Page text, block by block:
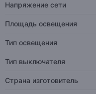
Напряжение сети
Площадь освещения
Тип освещения
Тип выключателя
Страна изготовитель